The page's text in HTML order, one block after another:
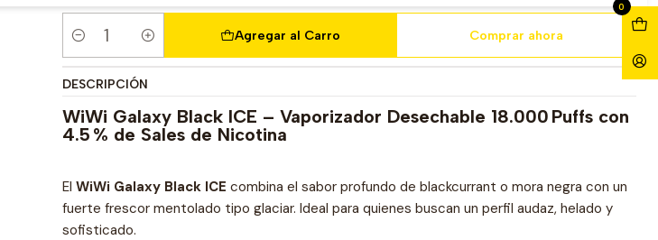
0
Cantidad
Agregar al Carro Comprar ahora
DESCRIPCIÓN
WiWi Galaxy Black ICE – Vaporizador Desechable 18.000 Puffs con
4.5 % de Sales de Nicotina
El WiWi Galaxy Black ICE combina el sabor profundo de blackcurrant o mora negra con un
fuerte frescor mentolado tipo glaciar. Ideal para quienes buscan un perfil audaz, helado y
sofisticado.